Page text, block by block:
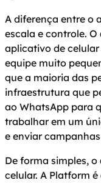
A diferença entre o
escala e controle.
aplicativo de
equipe muito
que a maioria das
infraestrutura que
ao WhatsApp para
trabalhar em um
e enviar
De forma simples,
celular. A Platform